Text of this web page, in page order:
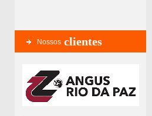
Nossos clientes